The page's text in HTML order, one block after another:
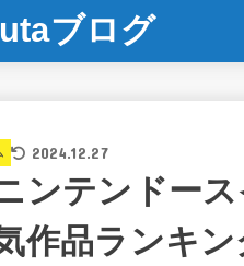
ブログ
2024.12.27
ニンテンドー
作品ランキ